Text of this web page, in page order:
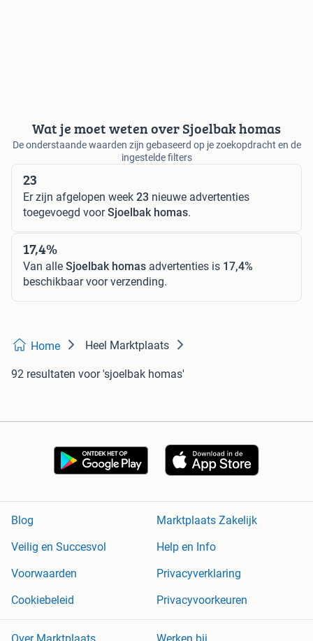
Wat je moet weten over Sjoelbak homas
De onderstaande waarden zijn gebaseerd op je zoekopdracht en de
ingestelde filters
23
Er zijn afgelopen week 23 nieuwe advertenties
toegevoegd voorSjoelbak homas.
17,4%
Van alle Sjoelbak homas advertenties is 17,4%
beschikbaar voor verzending.
Home Heel Marktplaats
92 resultaten voor 'sjoelbak homas'
Blog
Marktplaats Zakelijk
Veilig en Succesvol
Help en Info
Voorwaarden
Privacyverklaring
Cookiebeleid
Privacyvoorkeuren